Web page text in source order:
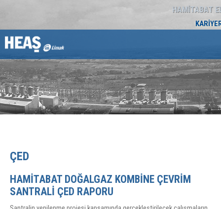
HAMİTABAT
ÇED
HAMİTABAT DOĞALGAZ KOMBİNE ÇEVRİM
SANTRALİ ÇED RAPORU